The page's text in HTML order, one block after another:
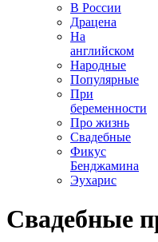
В России
Драцена
На
английском
Народные
Популярные
При
беременности
Про жизнь
Свадебные
Фикус
Бенджамина
Эухарис
Свадебные